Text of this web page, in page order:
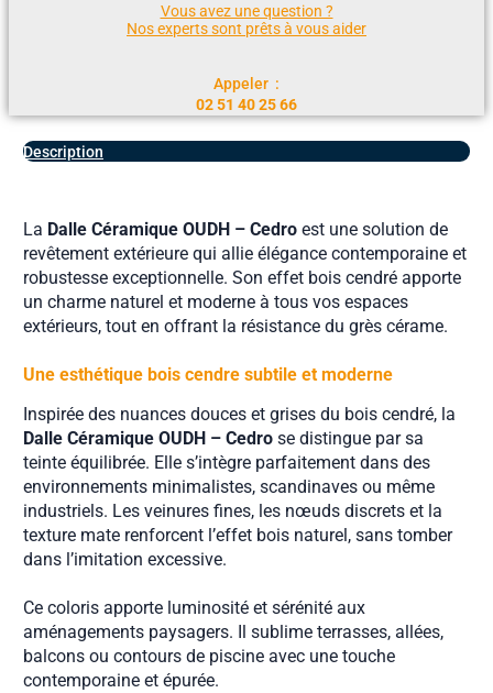
Vous avez une question ?
Nos experts sont prêts à vous aider
Appeler :
02 51 40 25 66
Description
La Dalle Céramique OUDH – Cedroest une solution de
revêtement extérieure qui allie élégance contemporaine et
robustesse exceptionnelle. Son effet bois cendré apporte
un charme naturel et moderne à tous vos espaces
extérieurs, tout en offrant la résistance du grès cérame.
Une esthétique bois cendre subtile et moderne
Inspirée des nuances douces et grises du bois cendré, la
Dalle Céramique OUDH – Cedrose distingue par sa
teinte équilibrée. Elle s’intègre parfaitement dans des
environnements minimalistes, scandinaves ou même
industriels. Les veinures fines, les nœuds discrets et la
texture mate renforcent l’effet bois naturel, sans tomber
dans l’imitation excessive.
Ce coloris apporte luminosité et sérénité aux
aménagements paysagers. Il sublime terrasses, allées,
balcons ou contours de piscine avec une touche
contemporaine et épurée.